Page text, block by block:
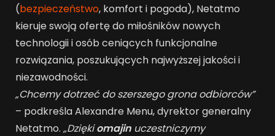
(bezpieczeństwo, komfort i pogoda), Netatmo
kieruje swoją ofertę do miłośników nowych
technologii i osób ceniących funkcjonalne
rozwiązania, poszukujących najwyższej jakości i
niezawodności.
„Chcemy dotrzeć do szerszego grona odbiorców”
– podkreśla Alexandre Menu, dyrektor generalny
Netatmo. „Dziękiomajin uczestniczymy